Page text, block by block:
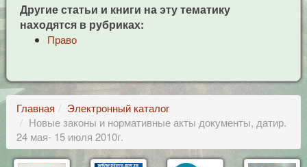
Другие статьи и книги на эту тематику
находятся в рубриках:
Право
Главная
Электронный каталог
Новые законы и нормативные акты документы, датир.
24 мая- 15 июля 2010г.